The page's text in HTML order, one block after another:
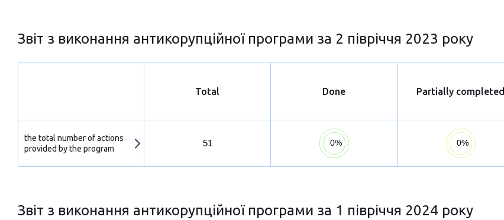
Звіт з виконання антикорупційної програми за 2 півріччя 2023 року
Total Done Partially completed
the total number of actions
provided by the program
51
Звіт з виконання антикорупційної програми за 1 півріччя 2024 року